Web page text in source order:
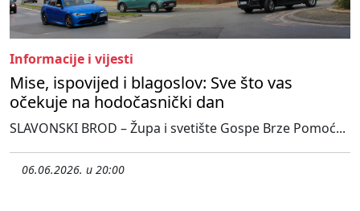
Informacije i vijesti
Mise, ispovijed i blagoslov: Sve što vas
očekuje na hodočasnički dan
SLAVONSKI BROD – Župa i svetište Gospe Brze Pomoć...
06.06.2026. u 20:00